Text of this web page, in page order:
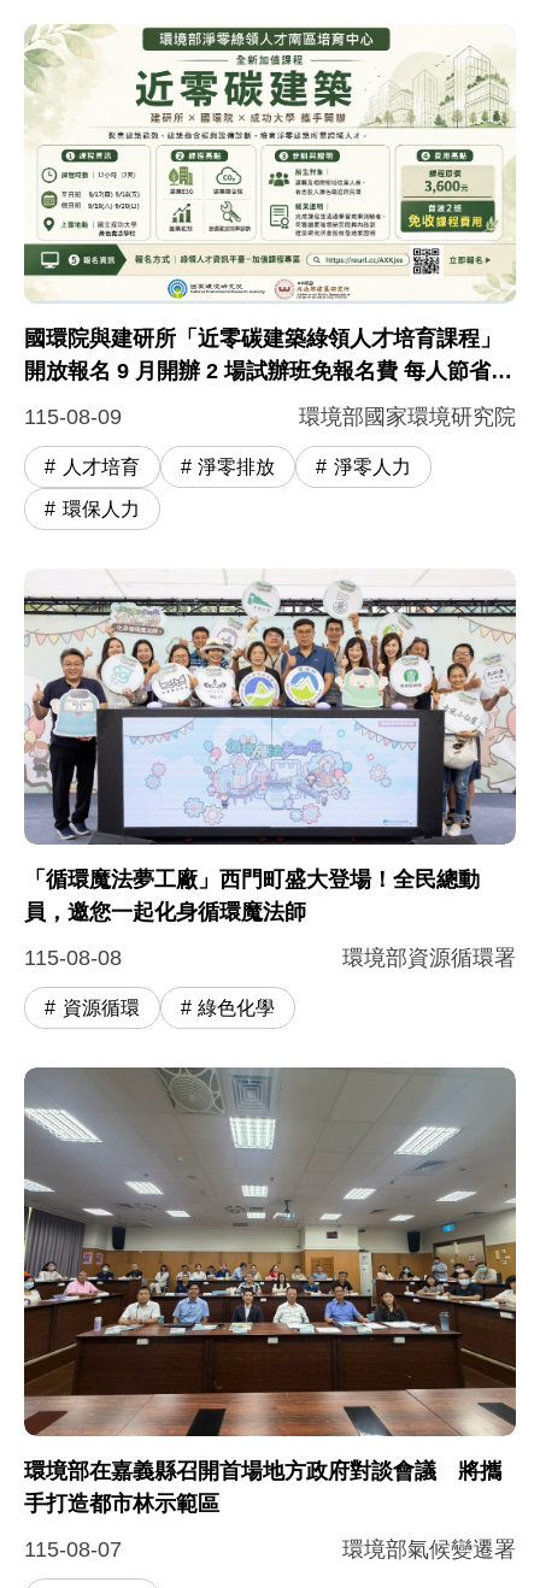
國環院與建研所「近零碳建築綠領人才培育課程」
開放報名 9 月開辦 2 場試辦班免報名費 每人節省
3,600 元
115-08-09 環境部國家環境研究院
人才培育 淨零排放 淨零人力
環保人力
「循環魔法夢工廠」西門町盛大登場！全民總動
員，邀您一起化身循環魔法師
115-08-08
環境部資源循環署
資源循環 綠色化學
環境部在嘉義縣召開首場地方政府對談會議 將攜
手打造都市林示範區
115-08-07
環境部氣候變遷署